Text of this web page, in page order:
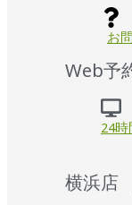
お
Web予
24
横浜店